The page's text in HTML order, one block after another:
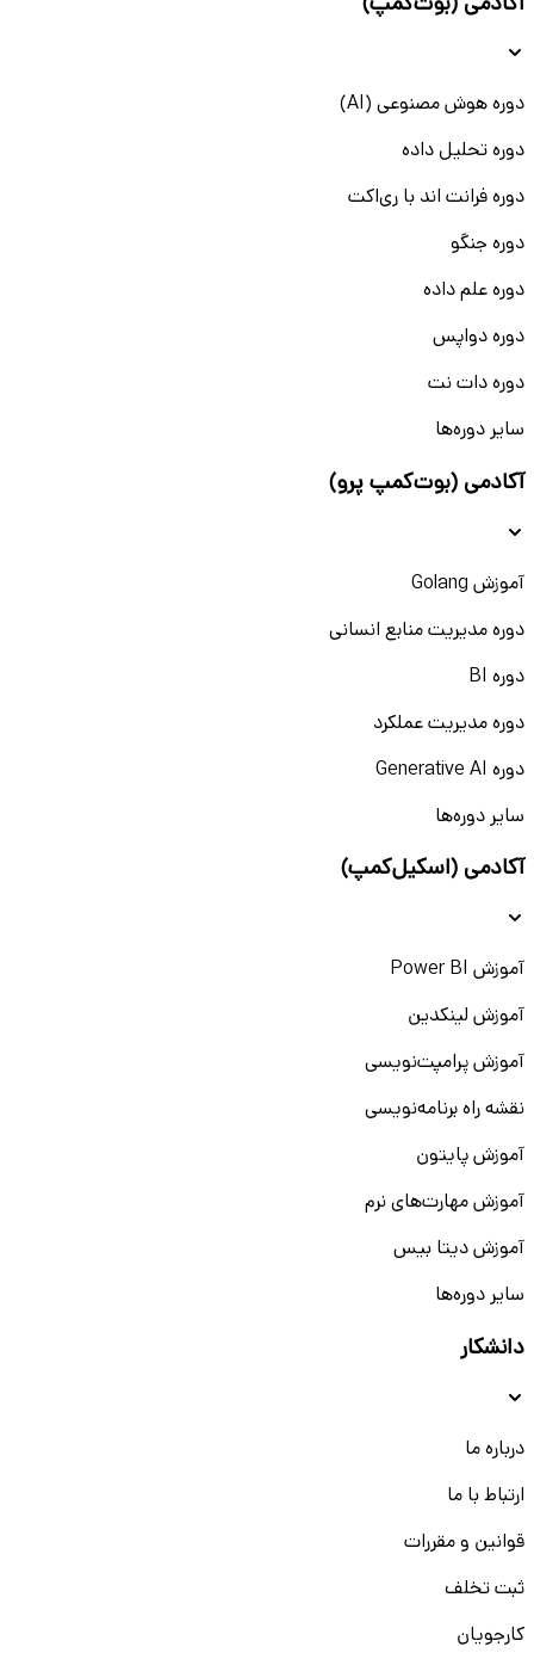
دوره هوش مصنوعی (AI)
دوره تحلیل داده
دوره فرانت اند با ری‌اکت
دوره جنگو
دوره علم داده
دوره دواپس
دوره دات نت
سایر دوره‌ها
آکادمی (بوت‌کمپ پرو)
آموزش Golang
دوره مدیریت منابع انسانی
دوره BI
دوره مدیریت عملکرد
دوره Generative AI
سایر دوره‌ها
آکادمی (اسکیل‌کمپ)
آموزش Power BI
آموزش لینکدین
آموزش پرامپت‌نویسی
نقشه راه برنامه‌نویسی
آموزش پایتون
آموزش مهارت‌های نرم
آموزش دیتا بیس
سایر دوره‌ها
دانشکار
درباره ما
ارتباط با ما
قوانین و مقررات
ثبت تخلف
کارجویان